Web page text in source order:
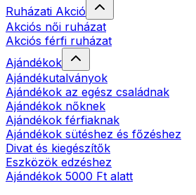
Ruházati Akció
Akciós női ruházat
Akciós férfi ruházat
Ajándékok
Ajándékutalványok
Ajándékok az egész családnak
Ajándékok nőknek
Ajándékok férfiaknak
Ajándékok sütéshez és főzéshez
Divat és kiegészítők
Eszközök edzéshez
Ajándékok 5000 Ft alatt